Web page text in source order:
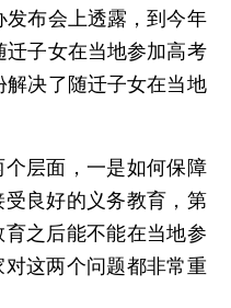
布会上透露，到今年
子女在当地参加高考
决了随迁子女在当地
层面，一是如何保障
良好的义务教育，第
之后能不能在当地参
这两个问题都非常重